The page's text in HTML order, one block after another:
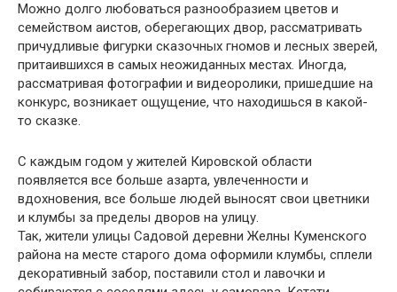
Можно долго любоваться разнообразием цветов и
семейством аистов, оберегающих двор, рассматривать
причудливые фигурки сказочных гномов и лесных зверей,
притаившихся в самых неожиданных местах. Иногда,
рассматривая фотографии и видеоролики, пришедшие на
конкурс, возникает ощущение, что находишься в какой-
то сказке.
С каждым годом у жителей Кировской области
появляется все больше азарта, увлеченности и
вдохновения, все больше людей выносят свои цветники
и клумбы за пределы дворов на улицу.
Так, жители улицы Садовой деревни Желны Куменского
района на месте старого дома оформили клумбы, сплели
декоративный забор, поставили стол и лавочки и